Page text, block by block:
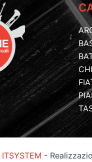
ITSYSTEM -